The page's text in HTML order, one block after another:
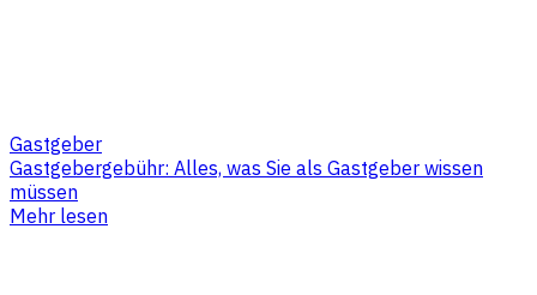
Gastgeber
Gastgebergebühr: Alles, was Sie als Gastgeber wissen
müssen
Mehr lesen